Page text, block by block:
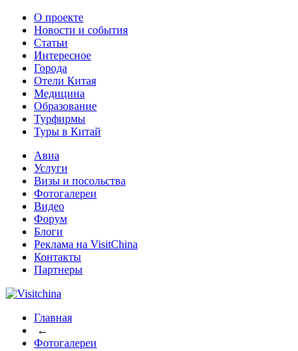
О проекте
Новости и события
Статьи
Интересное
Города
Отели Китая
Медицина
Образование
Турфирмы
Туры в Китай
Авиа
Услуги
Визы и посольства
Фотогалереи
Видео
Форум
Блоги
Реклама на VisitChina
Контакты
Партнеры
Главная
←
Фотогалереи